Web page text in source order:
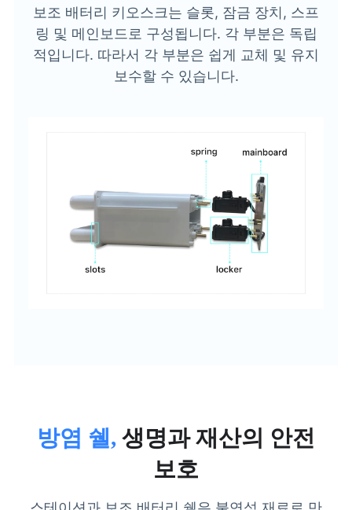
보조 배터리 키오스크는 슬롯, 잠금 장치, 스프
링 및 메인보드로 구성됩니다. 각 부분은 독립
적입니다. 따라서 각 부분은 쉽게 교체 및 유지
보수할 수 있습니다.
방염 쉘, 생명과 재산의 안전
보호